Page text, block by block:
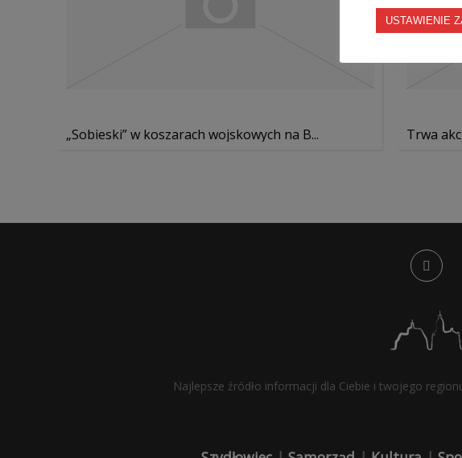
„Sobieski” w koszarach wojskowych na B... Trwa
Najlepsze źródło informacji dla Ciebie i twojego
USTAWIENIE